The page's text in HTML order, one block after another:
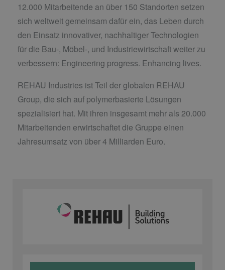
12.000 Mitarbeitende an über 150 Standorten setzen
sich weltweit gemeinsam dafür ein, das Leben durch
den Einsatz innovativer, nachhaltiger Technologien
für die Bau-, Möbel-, und Industriewirtschaft weiter zu
verbessern: Engineering progress. Enhancing lives.
REHAU Industries ist Teil der globalen REHAU
Group, die sich auf polymerbasierte Lösungen
spezialisiert hat. Mit ihren insgesamt mehr als 20.000
Mitarbeitenden erwirtschaftet die Gruppe einen
Jahresumsatz von über 4 Milliarden Euro.